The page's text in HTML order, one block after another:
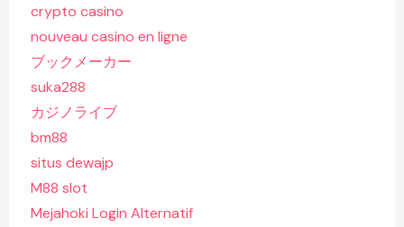
crypto casino
nouveau casino en ligne
ブックメーカー
suka288
カジノライブ
bm88
situs dewajp
M88 slot
Mejahoki Login Alternatif